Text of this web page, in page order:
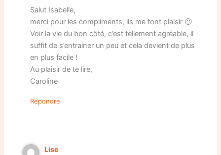
Salut Isabelle,
merci pour les compliments, ils me font plaisir 🙂
Voir la vie du bon côté, c’est tellement agréable, il
suffit de s’entrainer un peu et cela devient de plus
en plus facile !
Au plaisir de te lire,
Caroline
Répondre
Lise